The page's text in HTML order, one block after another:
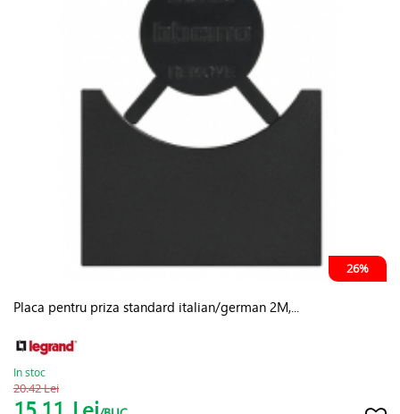
26%
Placa pentru priza standard italian/german 2M,...
In stoc
20.42 Lei